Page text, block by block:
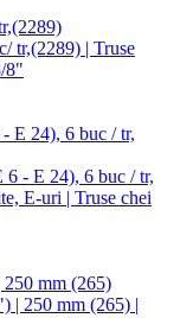
E 24), 6 buc / tr,
mm (265)